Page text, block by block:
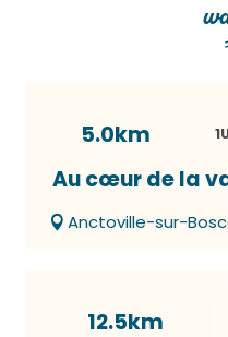
5.0km
Au cœur de la
Anctoville-sur-
12.5km